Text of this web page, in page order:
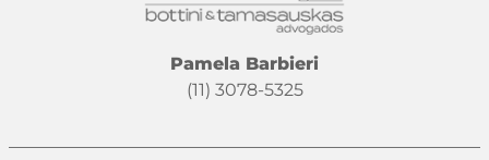
Pamela Barbieri
(11) 3078-5325